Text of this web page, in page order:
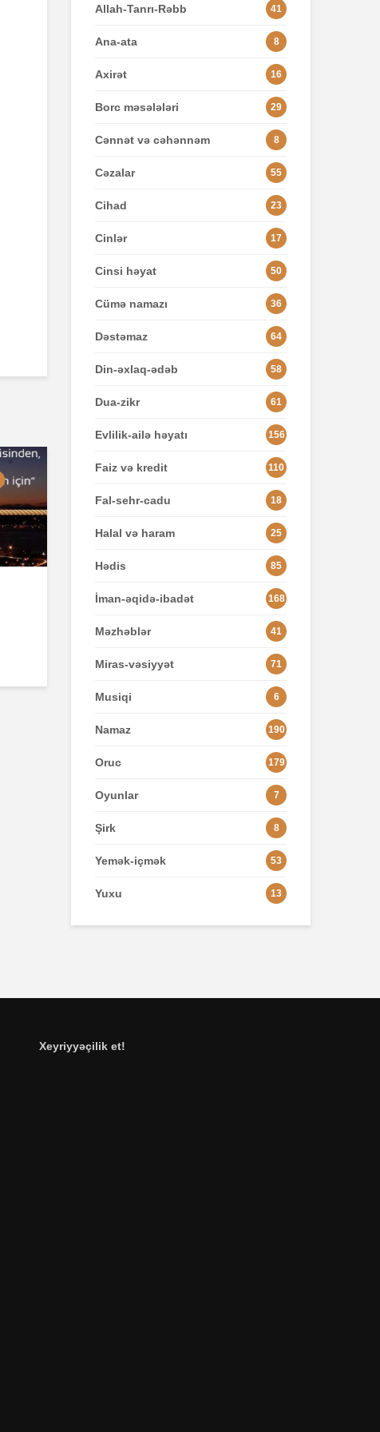
Allah-Tanrı-Rəbb 41
Ana-ata 8
Axirət 16
Borc məsələləri 29
Cənnət və cəhənnəm 8
Cəzalar 55
Cihad 23
Cinlər 17
Cinsi həyat 50
Cümə namazı 36
Dəstəmaz 64
Din-əxlaq-ədəb 58
Dua-zikr 61
Evlilik-ailə həyatı 156
Faiz və kredit 110
Fal-sehr-cadu 18
Halal və haram 25
Hədis 85
İman-əqidə-ibadət 168
Məzhəblər 41
Miras-vəsiyyət 71
Musiqi 6
Namaz 190
Oruc 179
Oyunlar 7
Şirk 8
Yemək-içmək 53
Yuxu 13
Xeyriyyəçilik et!